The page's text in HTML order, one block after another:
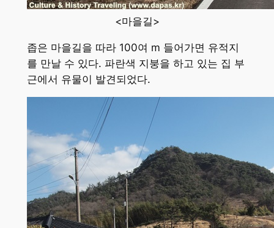
<마을길>
좁은 마을길을 따라 100여 m 들어가면 유적지
를 만날 수 있다. 파란색 지붕을 하고 있는 집 부
근에서 유물이 발견되었다.